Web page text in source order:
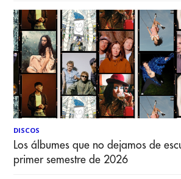
DISCOS
Los álbumes que no dejamos de
primer semestre de 2026